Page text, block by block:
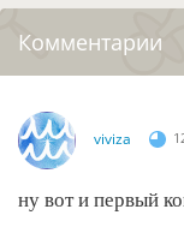
Комментарии
viviza
ну вот и первый